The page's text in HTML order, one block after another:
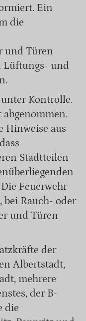
Ein
die
und Türen
Lüftungs- und
Kontrolle.
Hinweise aus
Stadtteilen
Feuerwehr
Rauch- oder
und Türen
der
Albertstadt,
mehrere
der B-
die